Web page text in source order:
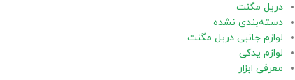
دریل مگنت
دسته‌بندی نشده
لوازم جانبی دریل مگنت
لوازم یدکی
معرفی ابزار